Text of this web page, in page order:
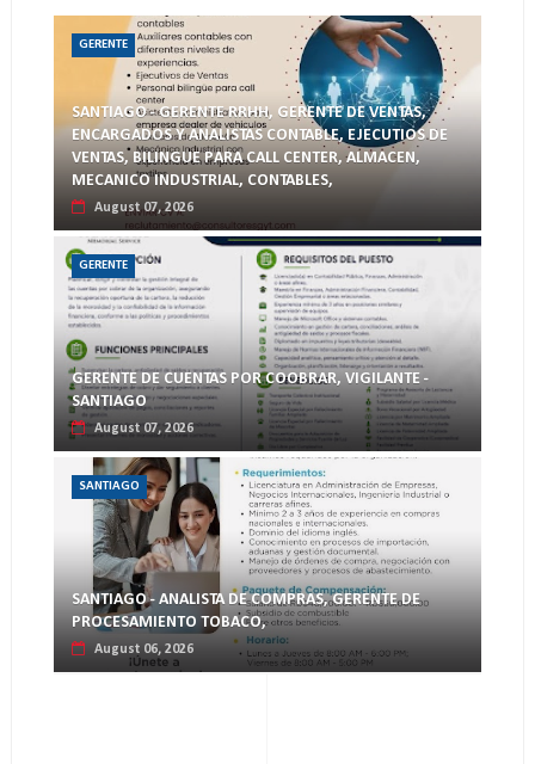
GERENTE
SANTIAGO - GERENTE RRHH, GERENTE DE VENTAS,
ENCARGADOS Y ANALISTAS CONTABLE, EJECUTIOS DE
VENTAS, BILINGUE PARA CALL CENTER, ALMACEN,
MECANICO INDUSTRIAL, CONTABLES,
August 07, 2026
GERENTE
GERENTE DE CUENTAS POR COOBRAR, VIGILANTE -
SANTIAGO
August 07, 2026
SANTIAGO
SANTIAGO - ANALISTA DE COMPRAS, GERENTE DE
PROCESAMIENTO TOBACO,
August 06, 2026